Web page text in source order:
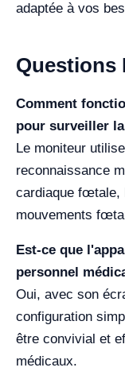
adaptée à vos
Questions
Comment
pour surveiller
Le moniteur
reconnaissance
cardiaque fœtale,
mouvements
Est-ce que
personnel
Oui, avec son
configuration
être convivial et
médicaux.